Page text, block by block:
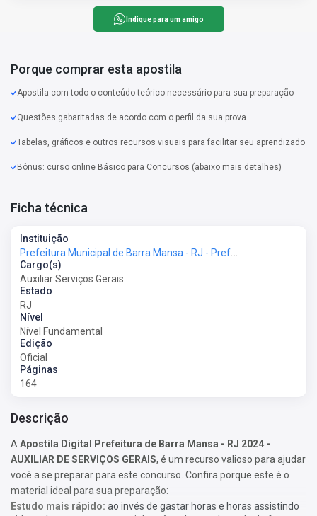
Indique para um amigo
Porque comprar esta apostila
Apostila com todo o conteúdo teórico necessário para sua preparação
Questões gabaritadas de acordo com o perfil da sua prova
Tabelas, gráficos e outros recursos visuais para facilitar seu aprendizado
Bônus: curso online Básico para Concursos (abaixo mais detalhes)
Ficha técnica
Instituição
Prefeitura Municipal de Barra Mansa - RJ - Prefeitura de Barra Mansa - RJ
Cargo(s)
Auxiliar Serviços Gerais
Estado
RJ
Nível
Nível Fundamental
Edição
Oficial
Páginas
164
Descrição
A Apostila Digital Prefeitura de Barra Mansa - RJ 2024 -
AUXILIAR DE SERVIÇOS GERAIS, é um recurso valioso para ajudar
você a se preparar para este concurso. Confira porque este é o
material ideal para sua preparação:
Estudo mais rápido: ao invés de gastar horas e horas assistindo